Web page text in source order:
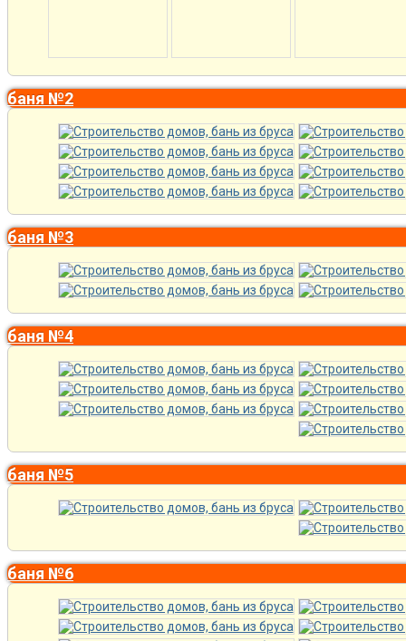
баня №2
баня №3
баня №4
баня №5
баня №6